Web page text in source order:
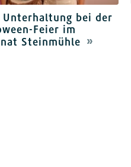
Unterhaltung bei der
Feier im
Steinmühle